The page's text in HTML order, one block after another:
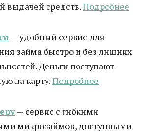
выдачей средств.Подробнее
— удобный сервис для
займа быстро и без лишних
Деньги поступают
на карту.Подробнее
— сервис с гибкими
микрозаймов, доступными